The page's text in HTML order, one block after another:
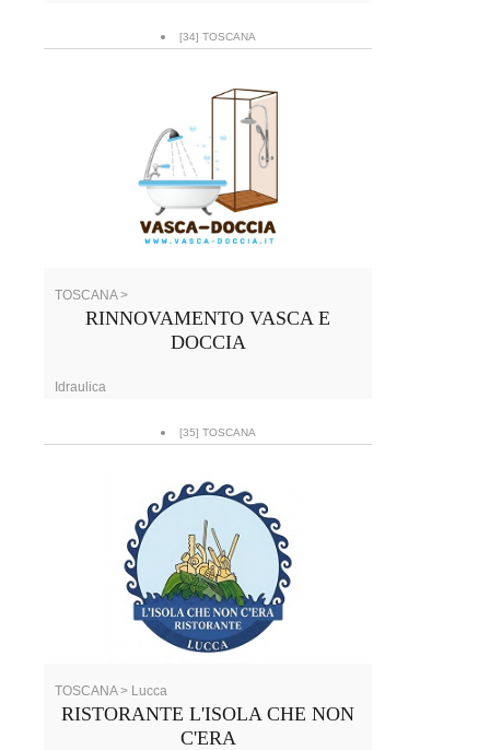
[34] TOSCANA
TOSCANA >
RINNOVAMENTO VASCA E
DOCCIA
Idraulica
[35] TOSCANA
TOSCANA > Lucca
RISTORANTE L'ISOLA CHE NON
C'ERA